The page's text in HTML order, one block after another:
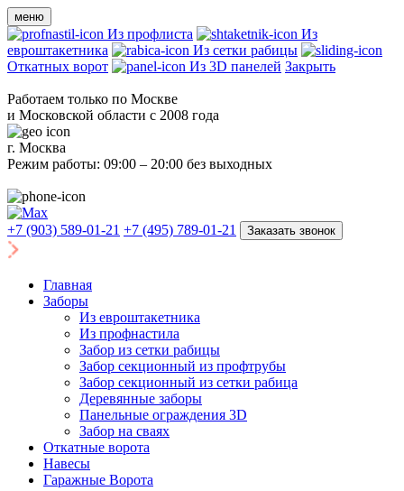
меню
Из профлиста
Из
евроштакетника
Из сетки рабицы
Откатных ворот
Из 3D панелей Закрыть
Работаем только по Москве
и Московской области с 2008 года
г. Москва
Режим работы: 09:00 – 20:00 без выходных
+7 (903) 589-01-21 +7 (495) 789-01-21 Заказать звонок
Главная
Заборы
Из евроштакетника
Из профнастила
Забор из сетки рабицы
Забор секционный из профтрубы
Забор секционный из сетки рабица
Деревянные заборы
Панельные ограждения 3D
Забор на сваях
Откатные ворота
Навесы
Гаражные Ворота